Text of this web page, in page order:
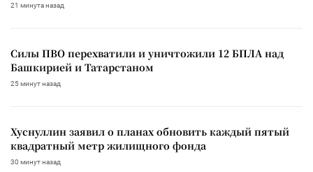
21 минута назад
Силы ПВО перехватили и уничтожили 12 БПЛА над
Башкирией и Татарстаном
25 минут назад
Хуснуллин заявил о планах обновить каждый пятый
квадратный метр жилищного фонда
30 минут назад